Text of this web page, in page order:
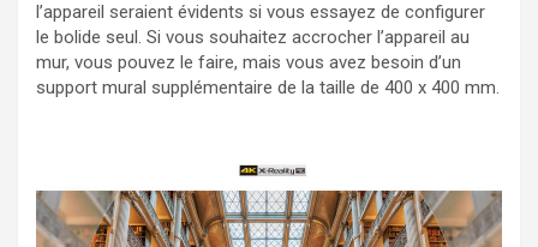
l’appareil seraient évidents si vous essayez de configurer
le bolide seul. Si vous souhaitez accrocher l’appareil au
mur, vous pouvez le faire, mais vous avez besoin d’un
support mural supplémentaire de la taille de 400 x 400 mm.